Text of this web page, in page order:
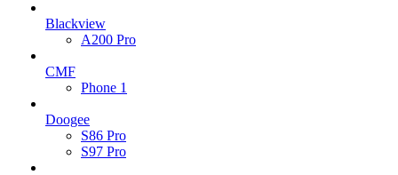
Blackview
A200 Pro
CMF
Phone 1
Doogee
S86 Pro
S97 Pro